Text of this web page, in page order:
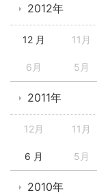
2012年
12 月 11月
6月 5月
2011年
12月 11月
6 月 5月
2010年